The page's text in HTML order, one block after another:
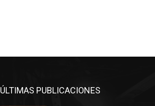
ÚLTIMAS PUBLICACIONES